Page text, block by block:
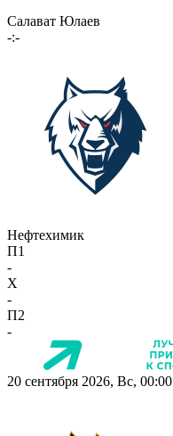
Салават Юлаев
-:-
Нефтехимик
П1
-
X
-
П2
-
20 сентября 2026, Вс, 00:00